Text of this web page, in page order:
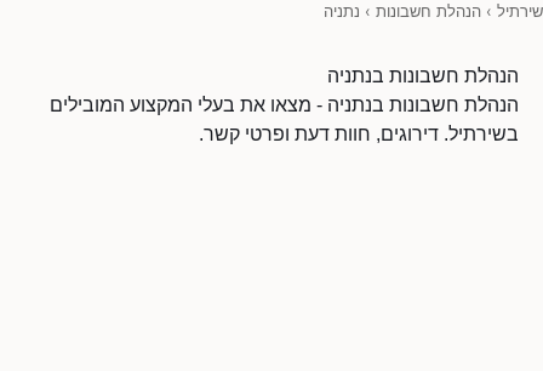
שירתיל › הנהלת חשבונות › נתניה
הנהלת חשבונות בנתניה
הנהלת חשבונות בנתניה - מצאו את בעלי המקצוע המובילים
בשירתיל. דירוגים, חוות דעת ופרטי קשר.